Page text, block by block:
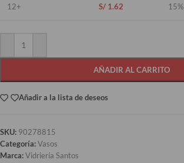
12+ S/ 1.62 15%
AÑADIR AL CARRITO
Añadir a la lista de deseos
SKU: 90278815
Categoría:Vasos
Marca:Vidriería Santos